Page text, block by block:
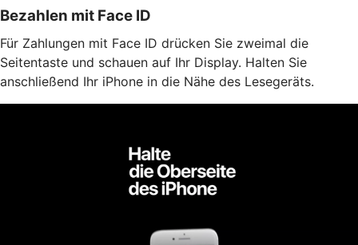
Bezahlen mit Face ID
Für Zahlungen mit Face ID drücken Sie zweimal die
Seitentaste und schauen auf Ihr Display. Halten Sie
anschließend Ihr iPhone in die Nähe des Lesegeräts.